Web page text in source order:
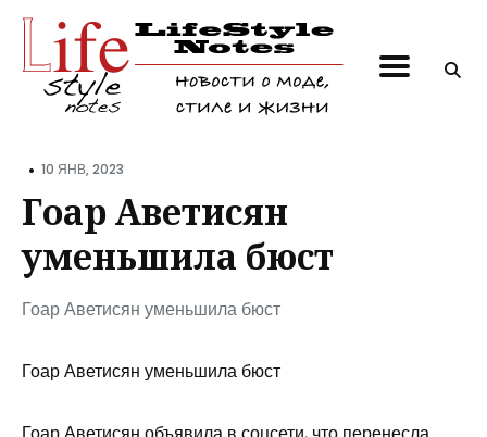
Поиск
• 10 ЯНВ, 2023
Гоар Аветисян
уменьшила бюст
Гоар Аветисян уменьшила бюст
Гоар Аветисян уменьшила бюст